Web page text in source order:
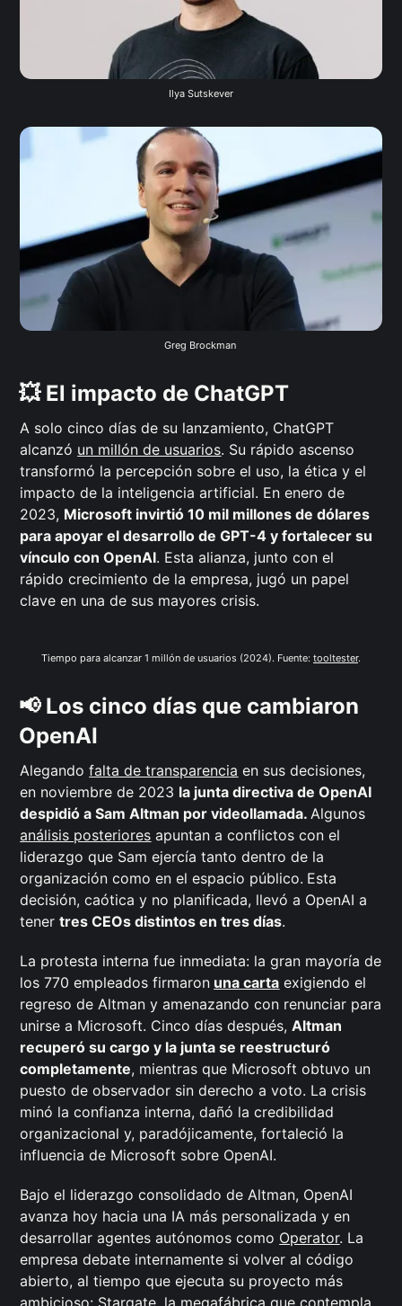
Ilya Sutskever
Greg Brockman
💥 El impacto de ChatGPT
A solo cinco días de su lanzamiento, ChatGPT
alcanzó un millón de usuarios. Su rápido ascenso
transformó la percepción sobre el uso, la ética y el
impacto de la inteligencia artificial. En enero de
2023, Microsoft invirtió 10 mil millones de dólares
para apoyar el desarrollo de GPT-4 y fortalecer su
vínculo con OpenAI. Esta alianza, junto con el
rápido crecimiento de la empresa, jugó un papel
clave en una de sus mayores crisis.
Tiempo para alcanzar 1 millón de usuarios (2024). Fuente: tooltester.
📢 Los cinco días que cambiaron
OpenAI
Alegandofalta de transparencia en sus decisiones,
en noviembre de 2023 la junta directiva de OpenAI
despidió a Sam Altman por videollamada.Algunos
análisis posteriores apuntan a conflictos con el
liderazgo que Sam ejercía tanto dentro de la
organización como en el espacio público. Esta
decisión, caótica y no planificada, llevó a OpenAI a
tenertres CEOs distintos en tres días.
La protesta interna fue inmediata: la gran mayoría de
los 770 empleados firmaron una carta exigiendo el
regreso de Altman y amenazando con renunciar para
unirse a Microsoft. Cinco días después,Altman
recuperó su cargo y la junta se reestructuró
completamente, mientras que Microsoft obtuvo un
puesto de observador sin derecho a voto. La crisis
minó la confianza interna, dañó la credibilidad
organizacional y, paradójicamente, fortaleció la
influencia de Microsoft sobre OpenAI.
Bajo el liderazgo consolidado de Altman, OpenAI
avanza hoy hacia una IA más personalizada y en
desarrollar agentes autónomos como Operator. La
empresa debate internamente si volver al código
abierto, al tiempo que ejecuta su proyecto más
ambicioso: Stargate , la megafábrica que contempla